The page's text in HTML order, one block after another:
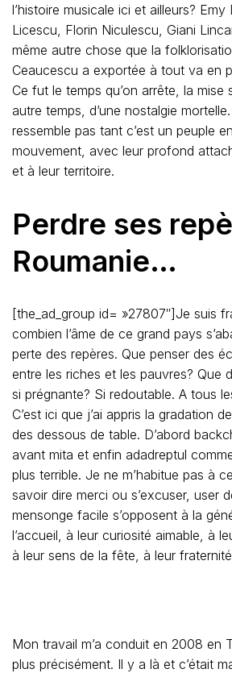
l’histoire musicale ici et ailleurs?
Licescu, Florin Niculescu, Giani
même autre chose que la
Ceaucescu a exportée à tout va en
Ce fut le temps qu’on arrête, la mise
autre temps, d’une nostalgie
ressemble pas tant c’est un peuple
mouvement, avec leur profond
et à leur territoire.
Perdre ses
Roumanie…
[the_ad_group id= »27807″]Je suis
combien l’âme de ce grand pays
perte des repères. Que penser des
entre les riches et les pauvres? Que
si prégnante? Si redoutable. A tous
C’est ici que j’ai appris la gradation
des dessous de table. D’abord
avant mita et enfin adadreptul
plus terrible. Je ne m’habitue pas à
savoir dire merci ou s’excuser, user
mensonge facile s’opposent à la
l’accueil, à leur curiosité aimable, à
à leur sens de la fête, à leur
Mon travail m’a conduit en 2008 en
plus précisément. Il y a là et c’était